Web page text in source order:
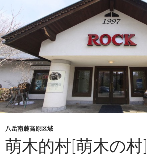
八岳南麓高原区域
萌木的村[萌木の村]